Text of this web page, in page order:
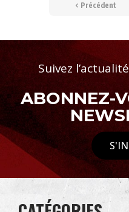
Précédent
Suivez
ABONNEZ-